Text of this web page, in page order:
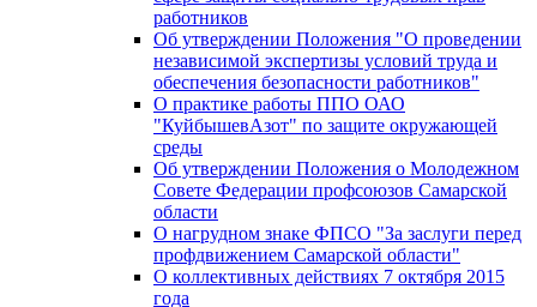
работников
Об утверждении Положения "О проведении
независимой экспертизы условий труда и
обеспечения безопасности работников"
О практике работы ППО ОАО
"КуйбышевАзот" по защите окружающей
среды
Об утверждении Положения о Молодежном
Совете Федерации профсоюзов Самарской
области
О нагрудном знаке ФПСО "За заслуги перед
профдвижением Самарской области"
О коллективных действиях 7 октября 2015
года